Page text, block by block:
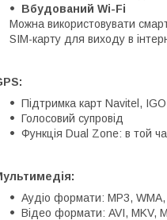
Вбудований Wi-Fi
Можна використовувати
SIM-карту для виходу в
Підтримка карт Navitel,
Голосовий супровід
Функція Dual Zone: в той
Аудіо формати: MP3, WMA,
Відео формати: AVI, MKV,